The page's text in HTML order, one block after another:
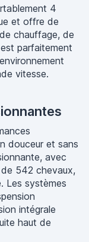
4
et offre de
chauffage, de
parfaitement
vitesse.
douceur et sans
avec
de 542 chevaux,
Les systèmes
intégrale
haut de